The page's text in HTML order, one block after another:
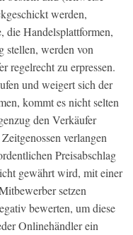
werden,
die Handelsplattformen,
stellen, werden von
regelrecht zu erpressen.
und weigert sich der
kommt es nicht selten
den Verkäufer
verlangen
Preisabschlag
gewährt wird, mit einer
setzen
bewerten, um diese
Onlinehändler ein